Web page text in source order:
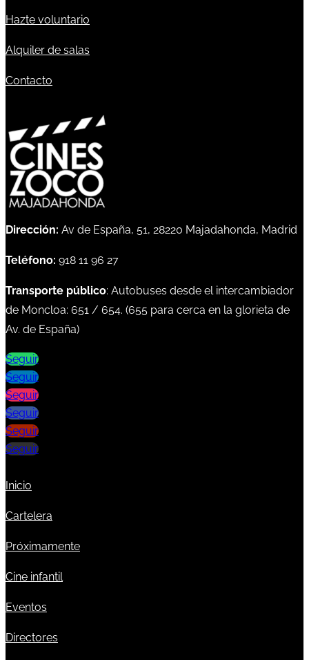
Hazte voluntario
Alquiler de salas
Contacto
Dirección: Av de España, 51, 28220 Majadahonda, Madrid
Teléfono: 918 11 96 27
Transporte público: Autobuses desde el intercambiador
de Moncloa: 651 / 654. (655 para cerca en la glorieta de
Av. de España)
Seguir
Seguir
Seguir
Seguir
Seguir
Seguir
Inicio
Cartelera
Próximamente
Cine infantil
Eventos
Directores